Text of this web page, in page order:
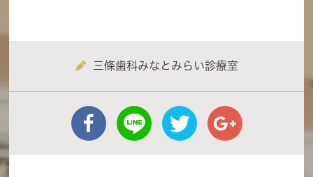
三條歯科みなとみらい診療室